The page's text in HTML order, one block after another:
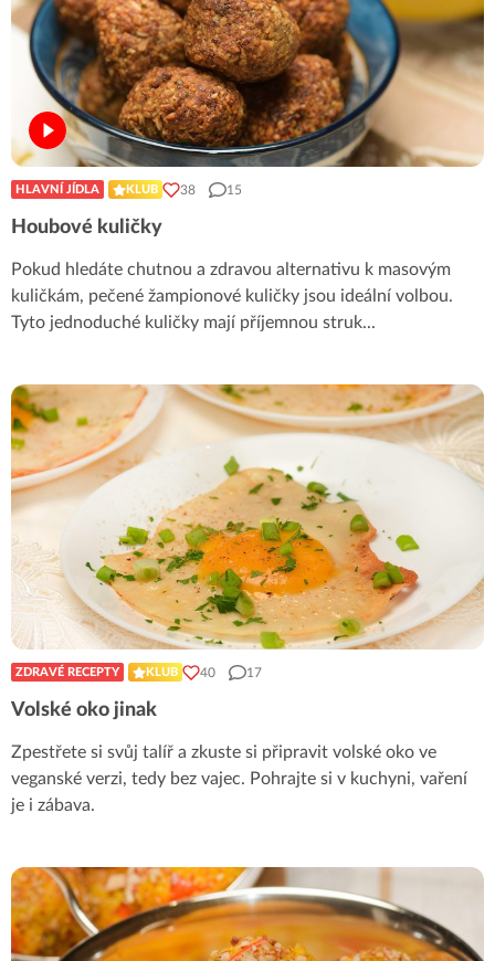
HLAVNÍ JÍDLA KLUB 38 15
Houbové kuličky
Pokud hledáte chutnou a zdravou alternativu k masovým
kuličkám, pečené žampionové kuličky jsou ideální volbou.
Tyto jednoduché kuličky mají příjemnou struk...
ZDRAVÉ RECEPTY KLUB 40 17
Volské oko jinak
Zpestřete si svůj talíř a zkuste si připravit volské oko ve
veganské verzi, tedy bez vajec. Pohrajte si v kuchyni, vaření
je i zábava.